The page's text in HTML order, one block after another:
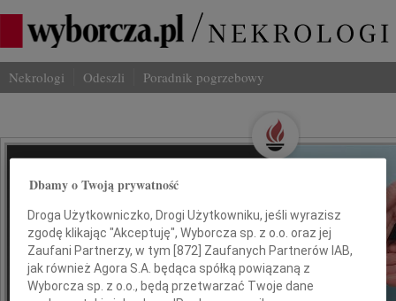
Nekrologi Odeszli Poradnik pogrzebowy
Wspominaj Bliskich
Na Odeszli.pl
Jak ich zapamiętaliśmy? Serwis
odeszli.pl z Grupy Wyborcza, to
możliwość stworzenia unikalnego
Dbamy o Twoją prywatność
Droga Użytkowniczko, Drogi Użytkowniku, jeśli wyrazisz
zgodę klikając "Akceptuję", Wyborcza sp. z o.o. oraz jej
Zaufani Partnerzy, w tym [872 ] Zaufanych Partnerów IAB,
jak również Agora S.A. będąca spółką powiązaną z
Wyborcza sp. z o.o., będą przetwarzać Twoje dane